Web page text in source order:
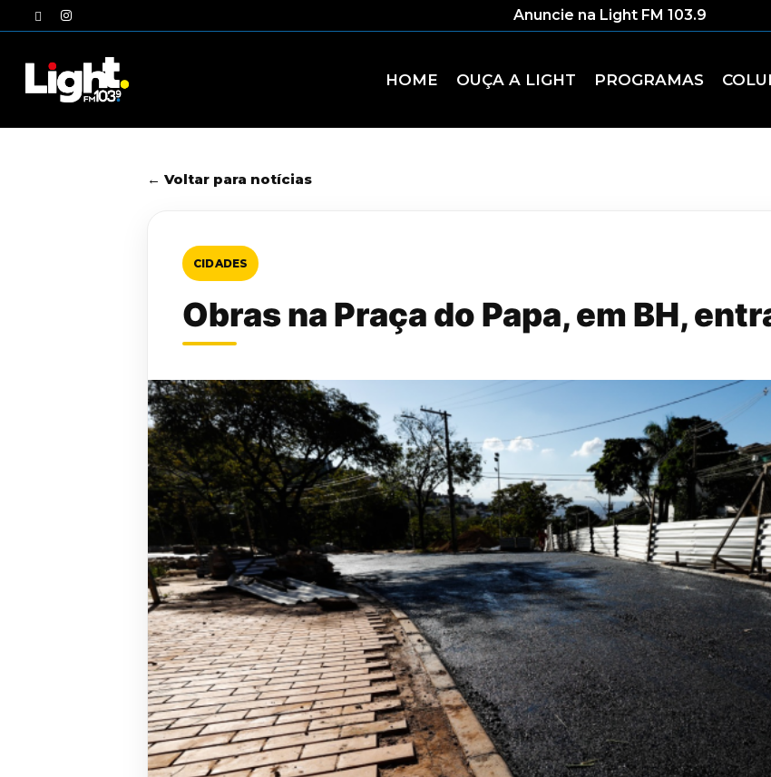
to
twitterinstagram Anuncie na Light FM 103.9
HOME OUÇA A LIGHT PROGRAMAS
← Voltar para notícias
CIDADES
Obras na Praça do Papa, em BH,